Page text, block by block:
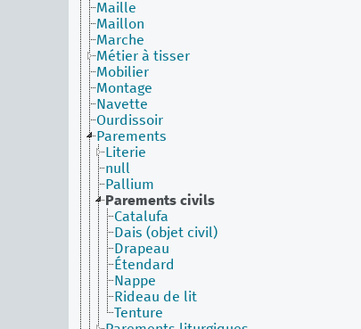
Maille
Maillon
Marche
Métier à tisser
Mobilier
Montage
Navette
Ourdissoir
Parements
Literie
null
Pallium
Parements civils
Catalufa
Dais (objet civil)
Drapeau
Étendard
Nappe
Rideau de lit
Tenture